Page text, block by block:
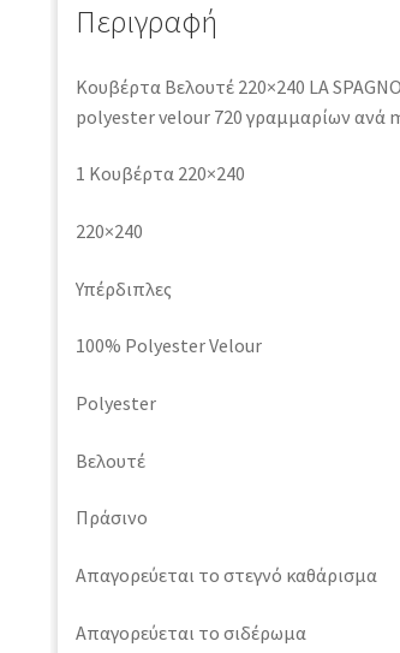
Περιγραφή
Κουβέρτα Βελουτέ 220×240 LA
polyester velour 720 γραμμαρίων ανά
1 Κουβέρτα 220×240
220×240
Υπέρδιπλες
100% Polyester Velour
Polyester
Βελουτέ
Πράσινο
Απαγορεύεται το στεγνό καθάρισμα
Απαγορεύεται το σιδέρωμα